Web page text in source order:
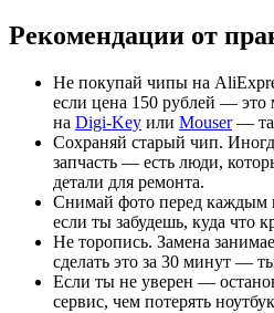
Рекомендации от
Не покупай чипы на
если цена 150 рублей —
на Digi-Key или Mouser—
Сохраняй старый чип.
запчасть — есть люди,
детали для ремонта.
Снимай фото перед каждым
если ты забудешь, куда что
Не торопись. Замена
сделать это за 30 минут —
Если ты не уверен —
сервис, чем потерять